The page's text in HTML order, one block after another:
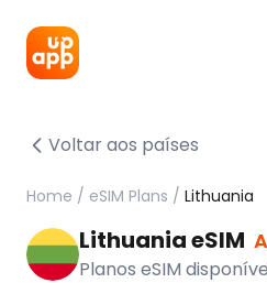
Voltar aos países
Home / eSIM Plans / Lithuania
Lithuania eSIM
Planos eSIM